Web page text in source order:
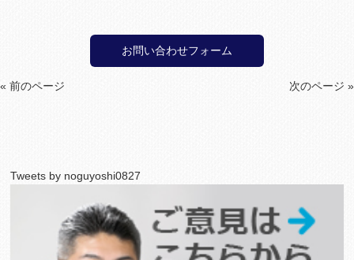
お問い合わせフォーム
« 前のページ 次のページ »
Tweets by noguyoshi0827